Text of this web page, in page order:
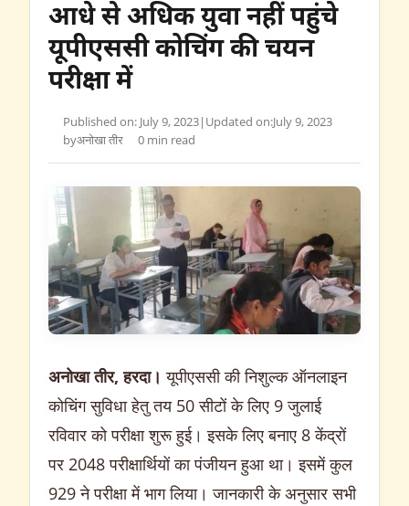
आधे से अधिक युवा नहीं पहुंचे
यूपीएससी कोचिंग की चयन
परीक्षा में
Published on: July 9, 2023| Updated on:July 9, 2023
byअनोखा तीर 0 min read
अनोखा तीर, हरदा। यूपीएससी की निशुल्क ऑनलाइन
कोचिंग सुविधा हेतु तय 50 सीटों के लिए 9 जुलाई
रविवार को परीक्षा शुरू हुई। इसके लिए बनाए 8 केंद्रों
पर 2048 परीक्षार्थियों का पंजीयन हुआ था। इसमें कुल
929 ने परीक्षा में भाग लिया। जानकारी के अनुसार सभी